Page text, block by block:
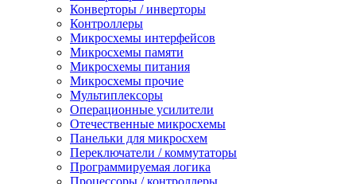
Конверторы / инверторы
Контроллеры
Микросхемы интерфейсов
Микросхемы памяти
Микросхемы питания
Микросхемы прочие
Мультиплексоры
Операционные усилители
Отечественные микросхемы
Панельки для микросхем
Переключатели / коммутаторы
Программируемая логика
Процессоры / контроллеры